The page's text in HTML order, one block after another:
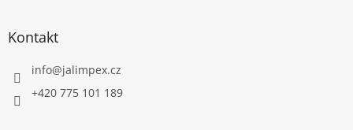
Kontakt
info@jalimpex.cz
+420 775 101 189